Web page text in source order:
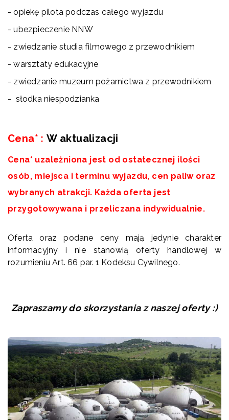
- opiekę pilota podczas całego wyjazdu
- ubezpieczenie NNW
- zwiedzanie studia filmowego z przewodnikiem
- warsztaty edukacyjne
- zwiedzanie muzeum pożarnictwa z przewodnikiem
- słodka niespodzianka
Cena* :W aktualizacji
Cena* uzależniona jest od ostatecznej ilości
osób, miejsca i terminu wyjazdu, cen paliw oraz
wybranych atrakcji. Każda oferta jest
przygotowywana i przeliczana indywidualnie.
Oferta oraz podane ceny mają jedynie charakter
informacyjny i nie stanowią oferty handlowej w
rozumieniu Art. 66 par. 1 Kodeksu Cywilnego.
Zapraszamy do skorzystania z naszej oferty :)